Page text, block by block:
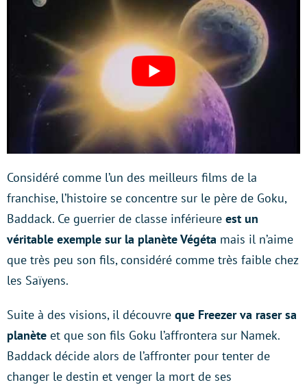
Considéré comme l’un des meilleurs films de la
franchise, l’histoire se concentre sur le père de Goku,
Baddack. Ce guerrier de classe inférieure est un
véritable exemple sur la planète Végéta mais il n’aime
que très peu son fils, considéré comme très faible chez
les Saïyens.
Suite à des visions, il découvre que Freezer va raser sa
planète et que son fils Goku l’affrontera sur Namek.
Baddack décide alors de l’affronter pour tenter de
changer le destin et venger la mort de ses